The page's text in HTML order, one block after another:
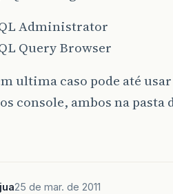
Administrator
Query Browser
ultima caso pode até
console, ambos na pasta
25 de mar. de 2011